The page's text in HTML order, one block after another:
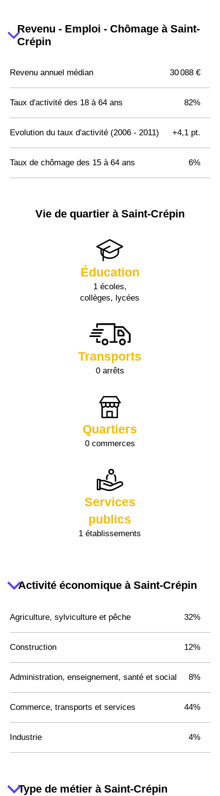
Revenu - Emploi - Chômage à Saint-
Crépin
Revenu annuel médian 30 088 €
Taux d'activité des 18 à 64 ans 82%
Evolution du taux d'activité (2006 - 2011) +4,1 pt.
Taux de chômage des 15 à 64 ans 6%
Vie de quartier à Saint-Crépin
Éducation
1 écoles,
collèges, lycées
Transports
0 arrêts
Quartiers
0 commerces
Services
publics
1 établissements
Activité économique à Saint-Crépin
Agriculture, sylviculture et pêche 32%
Construction 12%
Administration, enseignement, santé et social 8%
Commerce, transports et services 44%
Industrie 4%
Type de métier à Saint-Crépin